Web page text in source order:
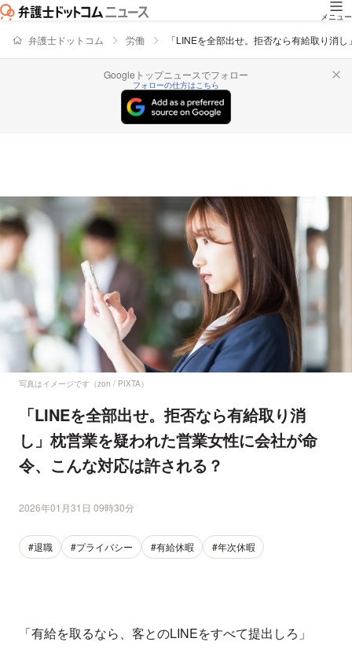
メニュー
弁護士ドットコム 労働 「LINEを全部出せ。拒否なら有給取り消
Googleトップニュースでフォロー
フォローの仕方はこちら
写真はイメージです（zon / PIXTA）
「LINEを全部出せ。拒否なら有給取り消
し」枕営業を疑われた営業女性に会社が命
令、こんな対応は許される？
2026年01月31日 09時30分
#退職 #プライバシー #有給休暇 #年次休暇
「有給を取るなら、客とのLINEをすべて提出しろ」